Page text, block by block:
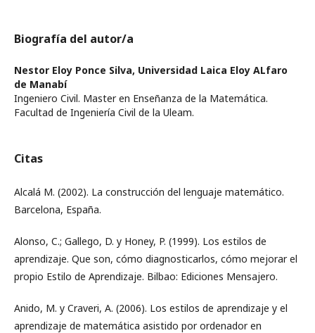
Biografía del autor/a
Nestor Eloy Ponce Silva, Universidad Laica Eloy ALfaro
de Manabí
Ingeniero Civil. Master en Enseñanza de la Matemática.
Facultad de Ingeniería Civil de la Uleam.
Citas
Alcalá M. (2002). La construcción del lenguaje matemático.
Barcelona, España.
Alonso, C.; Gallego, D. y Honey, P. (1999). Los estilos de
aprendizaje. Que son, cómo diagnosticarlos, cómo mejorar el
propio Estilo de Aprendizaje. Bilbao: Ediciones Mensajero.
Anido, M. y Craveri, A. (2006). Los estilos de aprendizaje y el
aprendizaje de matemática asistido por ordenador en